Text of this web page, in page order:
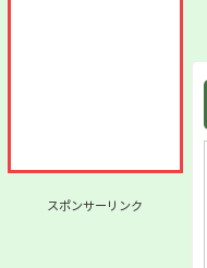
スポンサーリンク